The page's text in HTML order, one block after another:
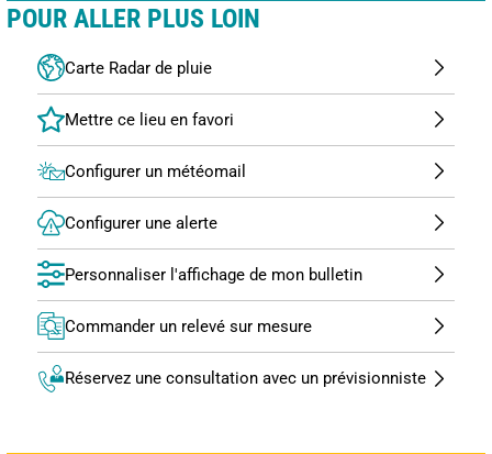
POUR ALLER PLUS LOIN
Carte Radar de pluie
Configurer un météomail
Configurer une alerte
Personnaliser l'affichage de mon bulletin
Commander un relevé sur mesure
Réservez une consultation avec un prévisionniste